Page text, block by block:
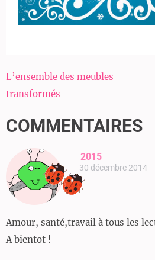
Navigation
de
L’ensemble des meubles
transformés
COMMENTAIRES
2015
30 décembre 2014
Amour, santé,travail à tous les
A bientot !